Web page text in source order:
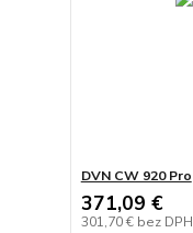
DVN CW 920 Pro
371,09 €
301,70 € bez DPH